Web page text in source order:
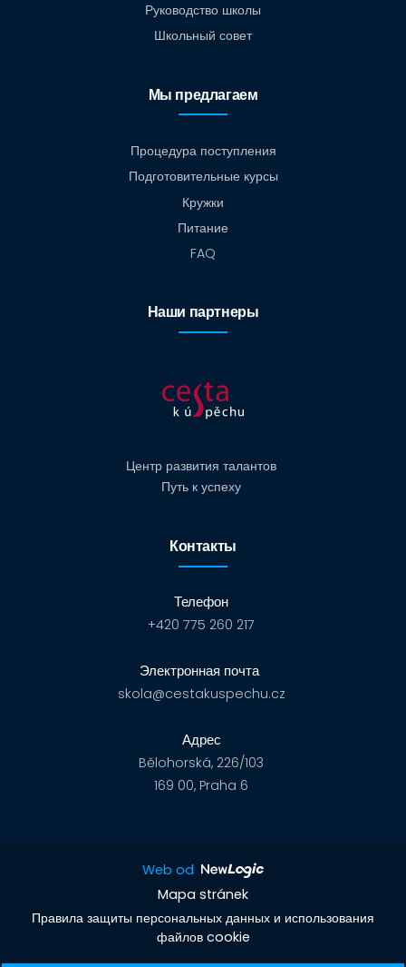
Руководство школы
Школьный совет
Мы предлагаем
Процедура поступления
Подготовительные курсы
Кружки
Питание
FAQ
Наши партнеры
Центр развития талантов
Путь к успеху
Контакты
Телефон
+420 775 260 217
Электронная почта
skola@cestakuspechu.cz
Адрес
Bělohorská, 226/103
169 00, Praha 6
Web od
Mapa stránek
Правила защиты персональных данных и использования
файлов cookie